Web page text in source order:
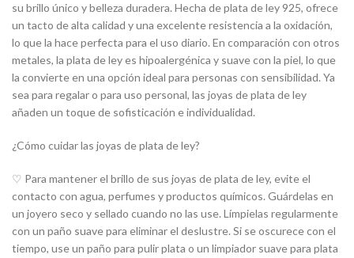
su brillo único y belleza duradera. Hecha de plata de ley 925, ofrece
un tacto de alta calidad y una excelente resistencia a la oxidación,
lo que la hace perfecta para el uso diario. En comparación con otros
metales, la plata de ley es hipoalergénica y suave con la piel, lo que
la convierte en una opción ideal para personas con sensibilidad. Ya
sea para regalar o para uso personal, las joyas de plata de ley
añaden un toque de sofisticación e individualidad.
¿Cómo cuidar las joyas de plata de ley?
♡ Para mantener el brillo de sus joyas de plata de ley, evite el
contacto con agua, perfumes y productos químicos. Guárdelas en
un joyero seco y sellado cuando no las use. Límpielas regularmente
con un paño suave para eliminar el deslustre. Si se oscurece con el
tiempo, use un paño para pulir plata o un limpiador suave para plata